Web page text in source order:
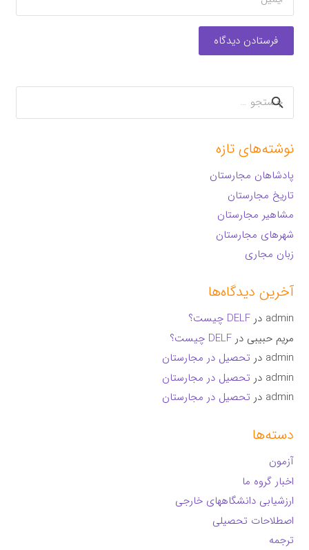
فرستادن دیدگاه
جستجو
برای:
نوشته‌های تازه
پادشاهان مجارستان
تاریخ مجارستان
مشاهیر مجارستان
شهرهای مجارستان
زبان مجاری
آخرین دیدگاه‌ها
admin درDELF چیست؟
مریم حبیبی درDELF چیست؟
admin در تحصیل در مجارستان
admin در تحصیل در مجارستان
admin در تحصیل در مجارستان
دسته‌ها
آزمون
اخبار گروه ما
ارزشیابی دانشگاههای خارجی
اصطلاحات تحصیلی
ترجمه